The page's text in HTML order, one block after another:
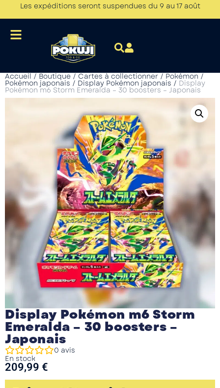
Les expéditions seront suspendues du 9 au 17 août
Accueil / Boutique / Cartes à collectionner / Pokémon /
Pokémon japonais / Display Pokémon japonais / Display
Pokémon m6 Storm Emeralda – 30 boosters – Japonais
Display Pokémon m6 Storm
Emeralda – 30 boosters –
Japonais
0 avis
En stock
209,99 €